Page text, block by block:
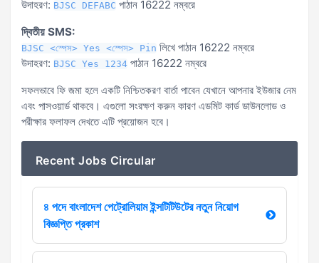
উদাহরণ: BJSC DEFABC পাঠান 16222 নম্বরে
দ্বিতীয় SMS:
BJSC <স্পেস> Yes <স্পেস> Pin লিখে পাঠান 16222 নম্বরে
উদাহরণ: BJSC Yes 1234 পাঠান 16222 নম্বরে
সফলভাবে ফি জমা হলে একটি নিশ্চিতকরণ বার্তা পাবেন যেখানে আপনার ইউজার নেম
এবং পাসওয়ার্ড থাকবে। এগুলো সংরক্ষণ করুন কারণ এডমিট কার্ড ডাউনলোড ও
পরীক্ষার ফলাফল দেখতে এটি প্রয়োজন হবে।
Recent Jobs Circular
৪ পদে বাংলাদেশ পেট্রোলিয়াম ইন্সটিটিউটের নতুন নিয়োগ
বিজ্ঞপ্তি প্রকাশ